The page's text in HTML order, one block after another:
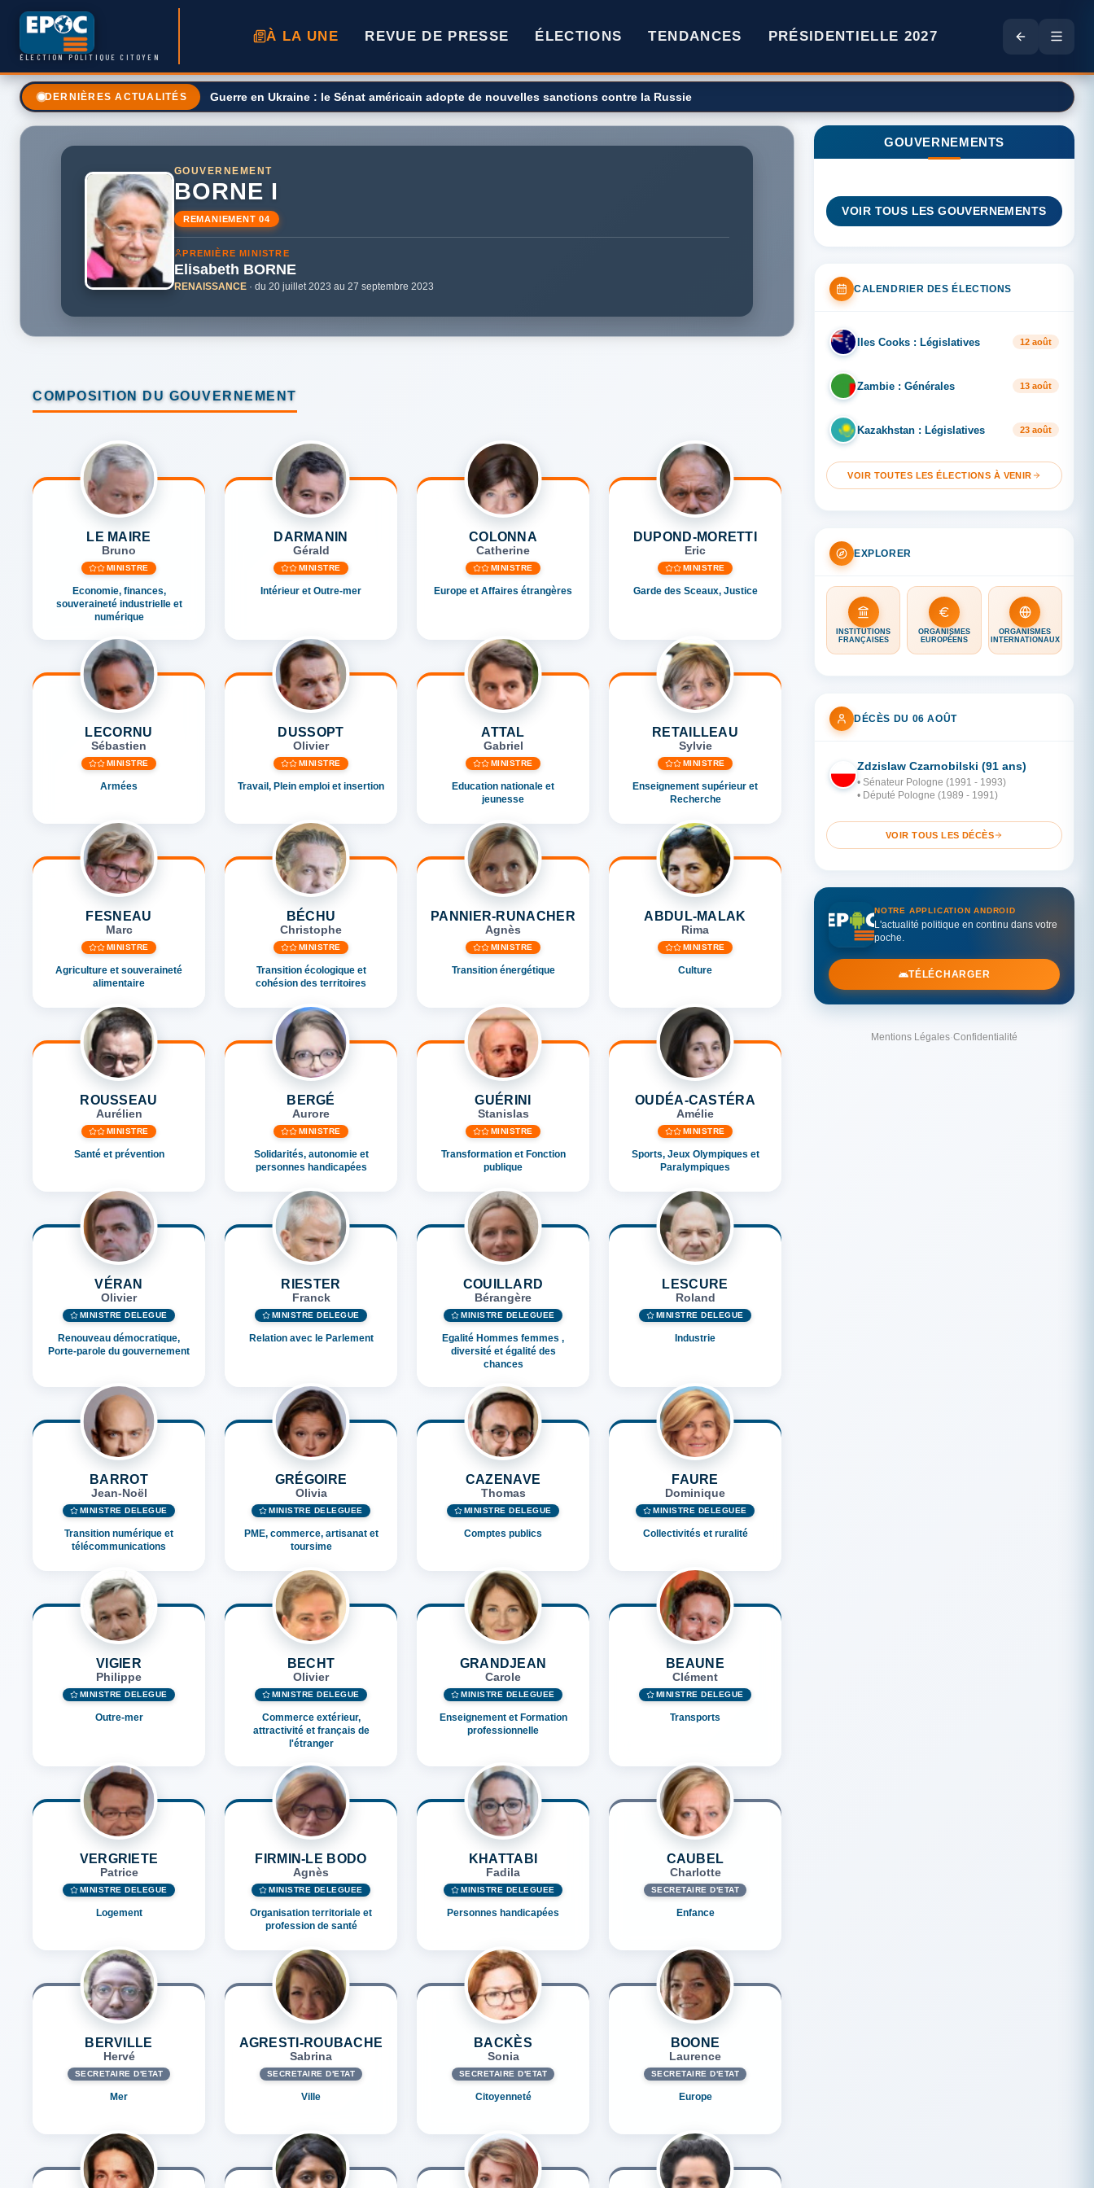
ÉLECTION POLITIQUE CITOYEN
À LA UNE REVUE DE PRESSE ÉLECTIONS TENDANCES PRÉSIDENTIELLE 2027
DERNIÈRES ACTUALITÉS Une taxe sur le prix des carburants ? Le gouvernement décide de la repousser à 2028
GOUVERNEMENT
BORNE I
REMANIEMENT 04
PREMIÈRE MINISTRE
Elisabeth BORNE
RENAISSANCE· du 20 juillet 2023 au 27 septembre 2023
COMPOSITION DU GOUVERNEMENT
LE MAIRE
Bruno
MINISTRE
Economie, finances,
souveraineté industrielle et
numérique
DARMANIN
Gérald
MINISTRE
Intérieur et Outre-mer
COLONNA
Catherine
MINISTRE
Europe et Affaires étrangères
DUPOND-MORETTI
Eric
MINISTRE
Garde des Sceaux, Justice
LECORNU
Sébastien
MINISTRE
Armées
DUSSOPT
Olivier
MINISTRE
Travail, Plein emploi et insertion
ATTAL
Gabriel
MINISTRE
Education nationale et
jeunesse
RETAILLEAU
Sylvie
MINISTRE
Enseignement supérieur et
Recherche
FESNEAU
Marc
MINISTRE
Agriculture et souveraineté
alimentaire
BÉCHU
Christophe
MINISTRE
Transition écologique et
cohésion des territoires
PANNIER-RUNACHER
Agnès
MINISTRE
Transition énergétique
ABDUL-MALAK
Rima
MINISTRE
Culture
ROUSSEAU
Aurélien
MINISTRE
Santé et prévention
BERGÉ
Aurore
MINISTRE
Solidarités, autonomie et
personnes handicapées
GUÉRINI
Stanislas
MINISTRE
Transformation et Fonction
publique
OUDÉA-CASTÉRA
Amélie
MINISTRE
Sports, Jeux Olympiques et
Paralympiques
VÉRAN
Olivier
MINISTRE DÉLÉGUÉ
Renouveau démocratique,
Porte-parole du gouvernement
RIESTER
Franck
MINISTRE DÉLÉGUÉ
Relation avec le Parlement
COUILLARD
Bérangère
MINISTRE DÉLÉGUÉE
Egalité Hommes femmes ,
diversité et égalité des
chances
LESCURE
Roland
MINISTRE DÉLÉGUÉ
Industrie
BARROT
Jean-Noël
MINISTRE DÉLÉGUÉ
Transition numérique et
télécommunications
GRÉGOIRE
Olivia
MINISTRE DÉLÉGUÉE
PME, commerce, artisanat et
toursime
CAZENAVE
Thomas
MINISTRE DÉLÉGUÉ
Comptes publics
FAURE
Dominique
MINISTRE DÉLÉGUÉE
Collectivités et ruralité
VIGIER
Philippe
MINISTRE DÉLÉGUÉ
Outre-mer
BECHT
Olivier
MINISTRE DÉLÉGUÉ
Commerce extérieur,
attractivité et français de
l'étranger
GRANDJEAN
Carole
MINISTRE DÉLÉGUÉE
Enseignement et Formation
professionnelle
BEAUNE
Clément
MINISTRE DÉLÉGUÉ
Transports
VERGRIETE
Patrice
MINISTRE DÉLÉGUÉ
Logement
FIRMIN-LE BODO
Agnès
MINISTRE DÉLÉGUÉE
Organisation territoriale et
profession de santé
KHATTABI
Fadila
MINISTRE DÉLÉGUÉE
Personnes handicapées
CAUBEL
Charlotte
SECRÉTAIRE D'ETAT
Enfance
BERVILLE
Hervé
SECRÉTAIRE D'ETAT
Mer
AGRESTI-ROUBACHE
Sabrina
SECRÉTAIRE D'ETAT
Ville
BACKÈS
Sonia
SECRÉTAIRE D'ETAT
Citoyenneté
BOONE
Laurence
SECRÉTAIRE D'ETAT
Europe
GOUVERNEMENTS
VOIR TOUS LES GOUVERNEMENTS
CALENDRIER DES ÉLECTIONS
IL Iles Cooks : Législatives 12 août
ZA Zambie : Générales 13 août
KA Kazakhstan : Législatives 23 août
VOIR TOUTES LES ÉLECTIONS À VENIR
EXPLORER
INSTITUTIONS
FRANÇAISES
ORGANISMES
EUROPÉENS
ORGANISMES
INTERNATIONAUX
DÉCÈS DU 06 AOÛT
PO
Zdzislaw Czarnobilski (91 ans)
• Sénateur Pologne (1991 - 1993)
• Député Pologne (1989 - 1991)
VOIR TOUS LES DÉCÈS
NOTRE APPLICATION ANDROID
L'actualité politique en continu dans votre
poche.
TÉLÉCHARGER
Mentions Légales·Confidentialité